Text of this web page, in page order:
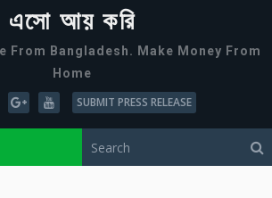
এসো আয় করি
From Bangladesh. Make Money From
Home
SUBMIT PRESS RELEASE